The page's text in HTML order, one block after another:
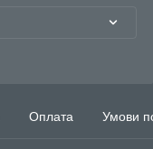
Оплата Умови